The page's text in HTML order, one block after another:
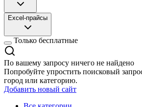
Excel-прайсы
Только бесплатные
По вашему запросу ничего не найдено
Попробуйте упростить поисковый
город или категорию.
Добавить новый сайт